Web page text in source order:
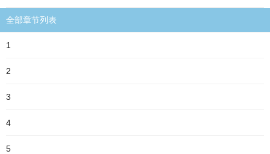
全部章节列表
1
2
3
4
5